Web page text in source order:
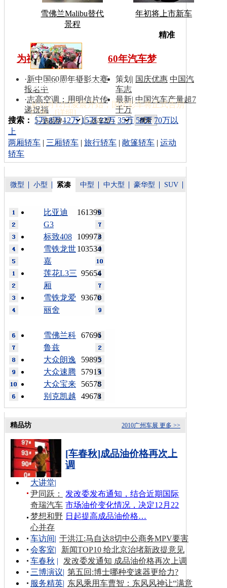
雪佛兰Malibu替代
景程
年初将上市新车
国庆彩车撤离天安门
从10月12日凌晨开始，国庆彩车将正式告别
广场…[详细 ]
为祖国同喝彩
·新中国60周年摄影大赛
报名中
·志高空调：用明信片传
递祝福
60年汽车梦
策划 | 国庆优惠 中国汽
车志
最新|中国汽车产量超7
千万
车型搜
索：
精准
搜索： 5万 8万 12万 15万 22万 35万 50万 70万以
上
两厢轿车 | 三厢轿车 | 旅行轿车 | 敞篷轿车 | 运动
轿车
微型 小型 紧凑 中型 中大型 豪华型 SUV
161399
比亚迪
G3
109973
标致408
103534
雪铁龙世
嘉
95654
莲花L3三
厢
93670
雪铁龙爱
丽舍
67696
雪佛兰科
鲁兹
59895
大众朗逸
57915
大众速腾
56578
大众宝来
49678
别克凯越
更多 >>
2010广州车展
精品坊
[车春秋]成品油价格再次上
调
发改委发布通知，结合近期国际
市场油价变化情况，决定12月22
日起提高成品油价格…
大讲堂|
尹同跃：
奇瑞汽车
梦想和野
心并存
车访间| 于洪江:马自达8切中公商务MPV要害
会客室|
新闻TOP10 给北京治堵新政提意见
车春秋 |
发改委发通知 成品油价格再次上调
三博演议| 第五回:博士哪种变速器更给力?
服务精英| 东风乘用车曹智：东风风神让“满意